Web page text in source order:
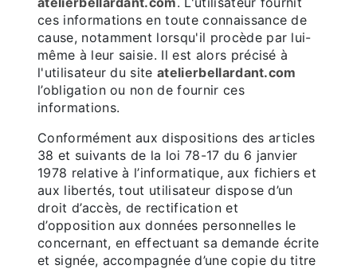
ces informations en toute connaissance de
cause, notamment lorsqu'il procède par lui-
même à leur saisie. Il est alors précisé à
l'utilisateur du siteatelierbellardant.com
l’obligation ou non de fournir ces
informations.
Conformément aux dispositions des articles
38 et suivants de la loi 78-17 du 6 janvier
1978 relative à l’informatique, aux fichiers et
aux libertés, tout utilisateur dispose d’un
droit d’accès, de rectification et
d’opposition aux données personnelles le
concernant, en effectuant sa demande écrite
et signée, accompagnée d’une copie du titre